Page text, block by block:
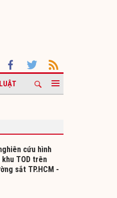
cứu hình
khu TOD trên
sắt TP.HCM -